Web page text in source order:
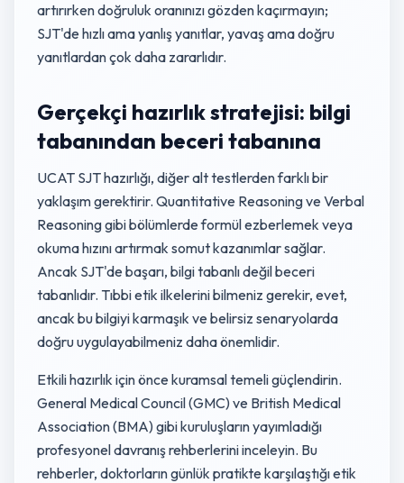
artırırken doğruluk oranınızı gözden kaçırmayın;
SJT'de hızlı ama yanlış yanıtlar, yavaş ama doğru
yanıtlardan çok daha zararlıdır.
Gerçekçi hazırlık stratejisi: bilgi
tabanından beceri tabanına
UCAT SJT hazırlığı, diğer alt testlerden farklı bir
yaklaşım gerektirir. Quantitative Reasoning ve Verbal
Reasoning gibi bölümlerde formül ezberlemek veya
okuma hızını artırmak somut kazanımlar sağlar.
Ancak SJT'de başarı, bilgi tabanlı değil beceri
tabanlıdır. Tıbbi etik ilkelerini bilmeniz gerekir, evet,
ancak bu bilgiyi karmaşık ve belirsiz senaryolarda
doğru uygulayabilmeniz daha önemlidir.
Etkili hazırlık için önce kuramsal temeli güçlendirin.
General Medical Council (GMC) ve British Medical
Association (BMA) gibi kuruluşların yayımladığı
profesyonel davranış rehberlerini inceleyin. Bu
rehberler, doktorların günlük pratikte karşılaştığı etik